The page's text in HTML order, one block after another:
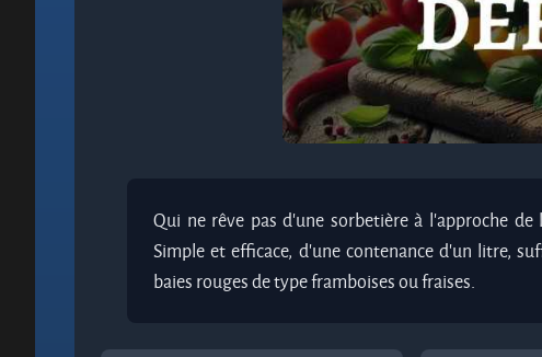
Qui ne rêve pas d'une sorbetière à l'approche
Simple et efficace, d'une contenance d'un litre,
baies rouges de type framboises ou fraises.